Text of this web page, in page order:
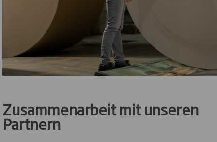
Zusammenarbeit mit unseren
Partnern